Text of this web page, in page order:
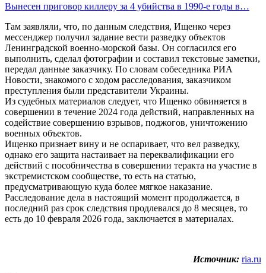
Вынесен приговор киллеру за 4 убийства в 1990-е годы в…
Там заявляли, что, по данным следствия, Ищенко через
мессенджер получил задание вести разведку объектов
Ленинградской военно-морской базы. Он согласился его
выполнить, сделал фотографии и составил текстовые заметки,
передал данные заказчику. По словам собеседника РИА
Новости, знакомого с ходом расследования, заказчиком
преступления были представители Украины.
Из судебных материалов следует, что Ищенко обвиняется в
совершении в течение 2024 года действий, направленных на
содействие совершению взрывов, поджогов, уничтожению
военных объектов.
Ищенко признает вину и не оспаривает, что вел разведку,
однако его защита настаивает на переквалификации его
действий с пособничества в совершении теракта на участие в
экстремистском сообществе, то есть на статью,
предусматривающую куда более мягкое наказание.
Расследование дела в настоящий момент продолжается, в
последний раз срок следствия продлевался до 8 месяцев, то
есть до 10 февраля 2026 года, заключается в материалах.
Источник: ria.ru